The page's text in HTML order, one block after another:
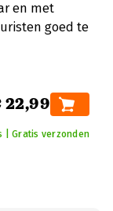
en met
goed te
22,99
| Gratis verzonden